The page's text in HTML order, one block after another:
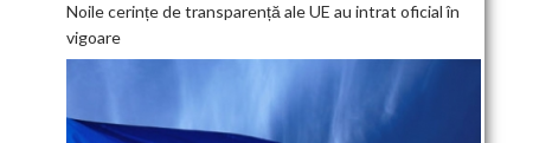
Noile cerințe de transparență ale UE au intrat oficial în
vigoare